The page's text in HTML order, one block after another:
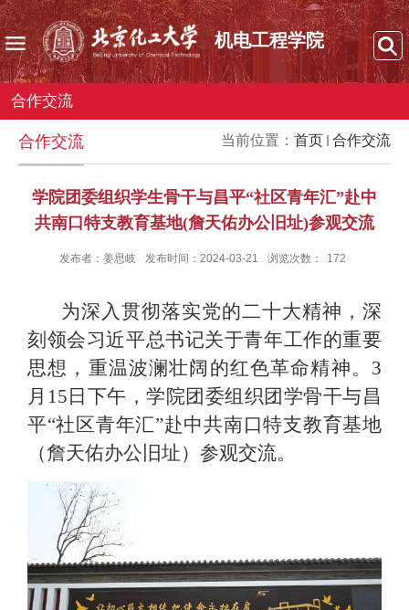
机电工程学院
合作交流
当前位置： 首页 合作交流
合作交流
学院团委组织学生骨干与昌平“社区青年汇”赴中
共南口特支教育基地(詹天佑办公旧址)参观交流
发布者：姜思岐 发布时间：2024-03-21 浏览次数： 172
为深入贯彻落实党的二十大精神，深
刻领会习近平总书记关于青年工作的重要
思想，重温波澜壮阔的红色革命精神。 3
月 15 日下午，学院团委组织团学骨干与昌
平“社区青年汇”赴中共南口特支教育基地
（詹天佑办公旧址）参观交流。